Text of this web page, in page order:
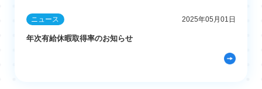
ニュース 2025年05月01日
年次有給休暇取得率のお知らせ